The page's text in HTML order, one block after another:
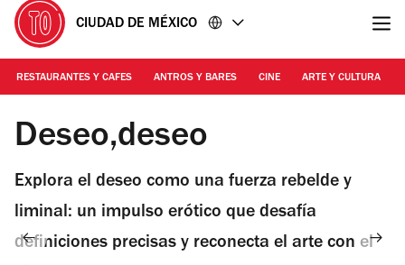
CIUDAD DE MÉXICO
RESTAURANTES Y CAFES ANTROS Y BARES CINE ARTE Y CULTURA
Foto: Cortesía Galería OMR
Deseo,deseo
Explora el deseo como una fuerza rebelde y
liminal: un impulso erótico que desafía
definiciones precisas y reconecta el arte con el